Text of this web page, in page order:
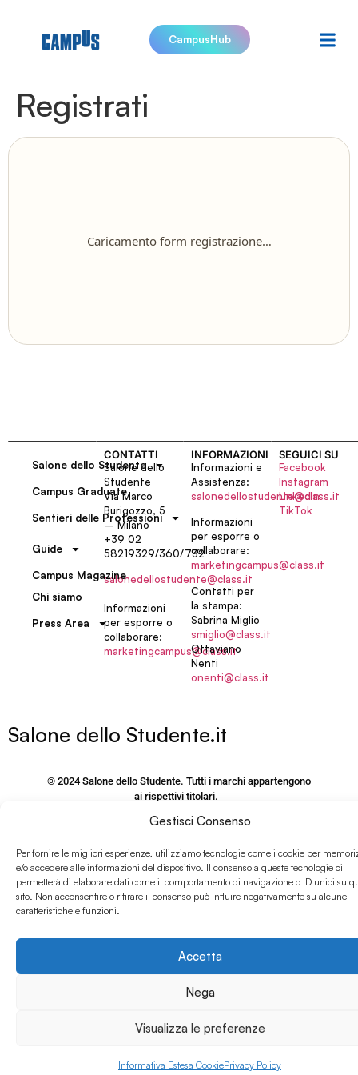
Gestisci Consenso
Per fornire le migliori esperienze, utilizziamo tecnologie come i cookie per
e/o accedere alle informazioni del dispositivo. Il consenso a queste tecnologie ci
permetterà di elaborare dati come il comportamento di navigazione o ID unici su
sito. Non acconsentire o ritirare il consenso può influire negativamente su alcune
caratteristiche e funzioni.
Accetta
Nega
Visualizza le preferenze
Informativa Estesa CookiePrivacy Policy
CampusHub
Registrati
Caricamento form registrazione…
Salone dello Studente
Campus Graduate
Sentieri delle Professioni
Guide
Campus Magazine
Chi siamo
Press Area
CONTATTI
Salone dello
Studente
Via Marco
Burigozzo, 5
– Milano
+39 02
58219329/360/732
salonedellostudente@class.it
Informazioni
per esporre o
collaborare:
marketingcampus@class.it
INFORMAZIONI
Informazioni e
Assistenza:
salonedellostudente@class.it
Informazioni
per esporre o
collaborare:
marketingcampus@class.it
Contatti per
la stampa:
Sabrina Miglio
smiglio@class.it
Ottaviano
Nenti
onenti@class.it
SEGUICI SU
Facebook
Instagram
LinkedIn
TikTok
Salone dello Studente.it
© 2024 Salone dello Studente. Tutti i marchi appartengono
ai rispettivi titolari.
Editori S.r.l.
P.IVA e CF 09406120155
PRIVACY POLICY SITO
COOKIE POLICY